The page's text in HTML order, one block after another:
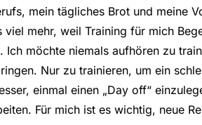
mein tägliches Brot und meine
viel mehr, weil Training für mich
Ich möchte niemals aufhören zu
Nur zu trainieren, um ein
einmal einen „Day off“
Für mich ist es wichtig, neue